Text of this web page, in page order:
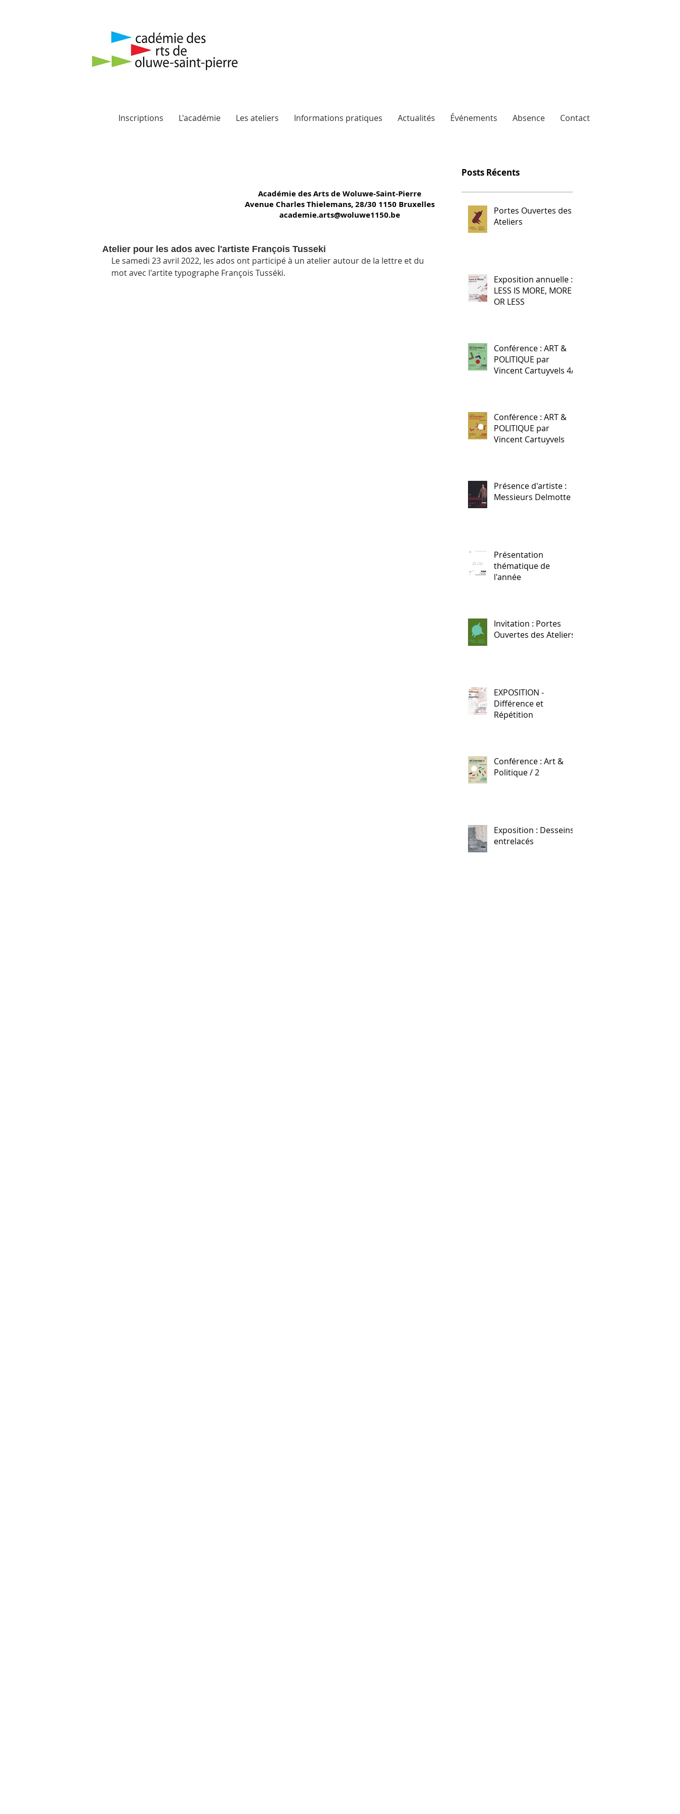
Inscriptions L'académie Les ateliers Informations pratiques Actualités Événements Absence Contact
Posts Récents
Atelier pour les ados avec l'artiste François Tusseki
Le samedi 23 avril 2022, les ados ont participé à un atelier autour de la lettre et du
mot avec l'artite typographe François Tusséki.
Portes Ouvertes des
Ateliers
Exposition annuelle :
LESS IS MORE, MORE
OR LESS
Conférence : ART &
POLITIQUE par
Vincent Cartuyvels 4/4
Conférence : ART &
POLITIQUE par
Vincent Cartuyvels
Présence d'artiste :
Messieurs Delmotte
Présentation
thématique de
l'année
Invitation : Portes
Ouvertes des Ateliers
EXPOSITION -
Différence et
Répétition
Conférence : Art &
Politique / 2
Exposition : Desseins
entrelacés
Académie des Arts de Woluwe-Saint-Pierre
Avenue Charles Thielemans, 28/30 1150 Bruxelles
academie.arts@woluwe1150.be